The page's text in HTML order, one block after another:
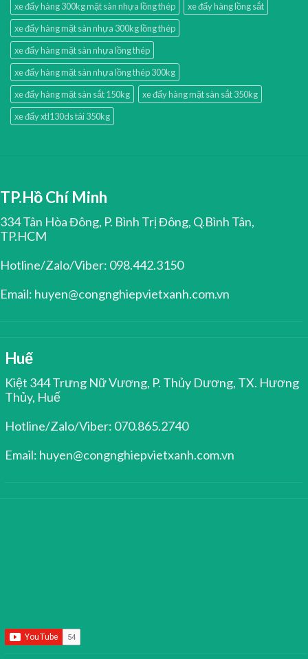
xe đẩy hàng 300kg mặt sàn nhựa lồng thép
xe đẩy hàng lồng sắt
xe đẩy hàng mặt sàn nhựa 300kg lồng thép
xe đẩy hàng mặt sàn nhựa lồng thép
xe đẩy hàng mặt sàn nhựa lồng thép 300kg
xe đẩy hàng mặt sàn sắt 150kg
xe đẩy hàng mặt sàn sắt 350kg
xe đẩy xtl130ds tải 350kg
TP.Hồ Chí Minh
334 Tân Hòa Đông, P. Bình Trị Đông, Q.Bình Tân,
TP.HCM
Hotline/Zalo/Viber: 098.442.3150
Email: huyen@congnghiepvietxanh.com.vn
Huế
Kiệt 344 Trưng Nữ Vương, P. Thủy Dương, TX. Hương
Thủy, Huế
Hotline/Zalo/Viber: 070.865.2740
Email: huyen@congnghiepvietxanh.com.vn